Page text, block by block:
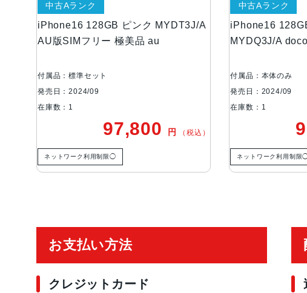
防沫性
能、防
カメラ
iPhone16 128GB ピンク MYDT3J/A
AU版SIMフリー 極美品 au
中古Aランク
付属品：標準セット
発売日：2024/09
在庫数：1
97,800 円 （税込）
ネットワーク利用制限◯
iPhone16
MYDQ3J/A
中古Aランク
付属品：本体のみ
発売日：2024/09
在庫数：1
ネットワーク利用制限
お支払い方法
クレジットカード